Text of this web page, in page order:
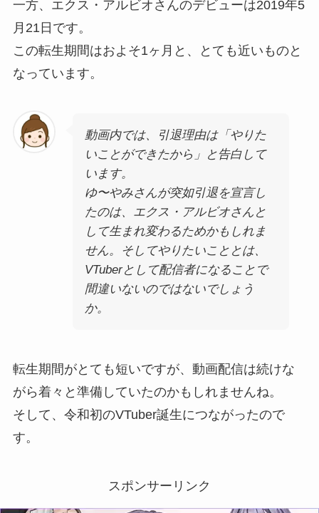
一方、エクス・アルビオさんのデビューは2019年5
月21日です。
この転生期間はおよそ1ヶ月と、とても近いものと
なっています。
動画内では、引退理由は「やりた
いことができたから」と告白して
います。
ゆ〜やみさんが突如引退を宣言し
たのは、エクス・アルビオさんと
して生まれ変わるためかもしれま
せん。そしてやりたいこととは、
VTuberとして配信者になることで
間違いないのではないでしょう
か。
転生期間がとても短いですが、動画配信は続けな
がら着々と準備していたのかもしれませんね。
そして、令和初のVTuber誕生につながったので
す。
スポンサーリンク